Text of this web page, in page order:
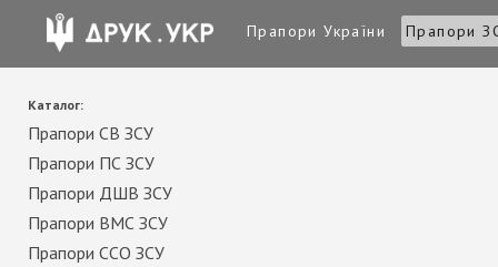
Прапори України Прапори
Каталог:
Прапори СВ ЗСУ
Прапори ПС ЗСУ
Прапори ДШВ ЗСУ
Прапори ВМС ЗСУ
Прапори ССО ЗСУ